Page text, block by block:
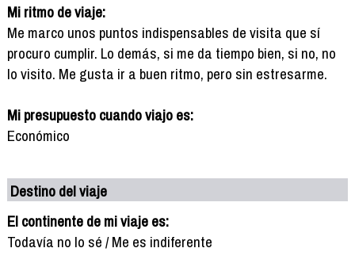
Mi ritmo de viaje:
Me marco unos puntos indispensables de visita que sí
procuro cumplir. Lo demás, si me da tiempo bien, si no, no
lo visito. Me gusta ir a buen ritmo, pero sin estresarme.
Mi presupuesto cuando viajo es:
Económico
Destino del viaje
El continente de mi viaje es:
Todavía no lo sé / Me es indiferente